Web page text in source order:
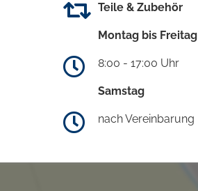
Teile & Zubehör
Montag bis Freitag
8:00 - 17:00 Uhr
Samstag
nach Vereinbarung